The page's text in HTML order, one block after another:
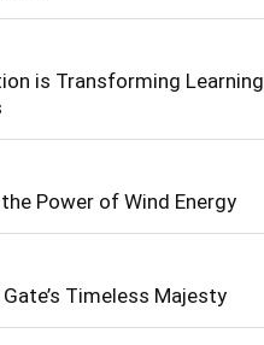
is Transforming Learning
Power of Wind Energy
Timeless Majesty